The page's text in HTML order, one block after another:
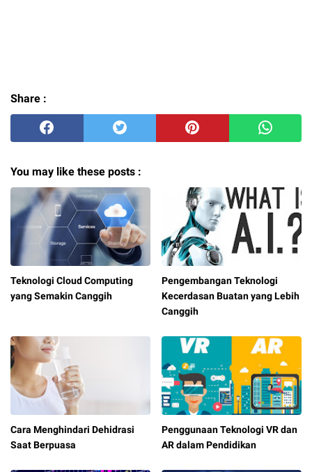
Share :
You may like these posts :
Teknologi Cloud Computing
yang Semakin Canggih
Pengembangan Teknologi
Kecerdasan Buatan yang Lebih
Canggih
Cara Menghindari Dehidrasi
Saat Berpuasa
Penggunaan Teknologi VR dan
AR dalam Pendidikan